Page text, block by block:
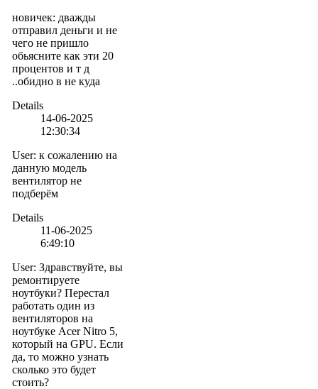
новичек: дважды
отправил деньги и не
чего не пришло
обьясните как эти 20
процентов и т д
..обидно в не куда
Details
14-06-2025
12:30:34
User: к сожалению на
данную модель
вентилятор не
подберём
Details
11-06-2025
6:49:10
User: Здравствуйте, вы
ремонтируете
ноутбуки? Перестал
работать один из
вентиляторов на
ноутбуке Acer Nitro 5,
который на GPU. Если
да, то можно узнать
сколько это будет
стоить?